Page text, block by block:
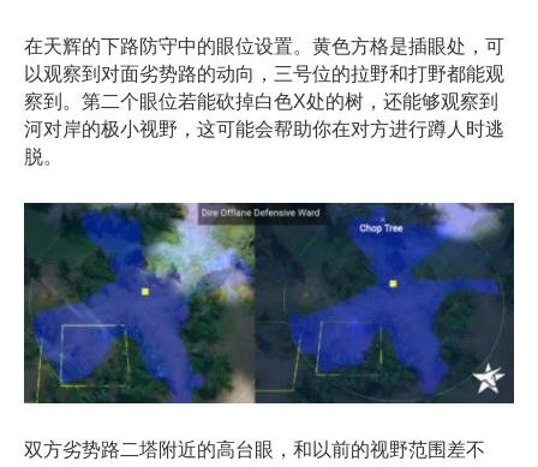
在天辉的下路防守中的眼位设置。黄色方格是插眼处，可
以观察到对面劣势路的动向，三号位的拉野和打野都能观
察到。第二个眼位若能砍掉白色X处的树，还能够观察到
河对岸的极小视野，这可能会帮助你在对方进行蹲人时逃
脱。
双方劣势路二塔附近的高台眼，和以前的视野范围差不